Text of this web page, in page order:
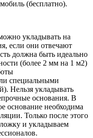
(бесплатно).
укладывать на
если они отвечают
должна быть идеально
(более 2 мм на 1 м2)
специальными
Нельзя укладывать
основания. В
основание необходима
Только после этого
и укладываем